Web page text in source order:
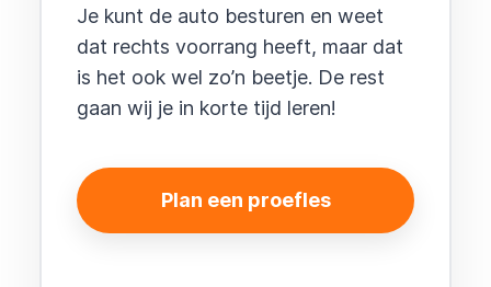
Je kunt de auto besturen en weet
dat rechts voorrang heeft, maar dat
is het ook wel zo’n beetje. De rest
gaan wij je in korte tijd leren!
Plan een proefles